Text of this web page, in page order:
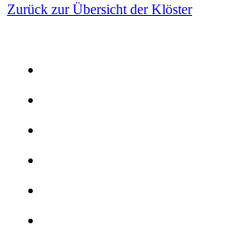
Zurück zur Übersicht der Klöster